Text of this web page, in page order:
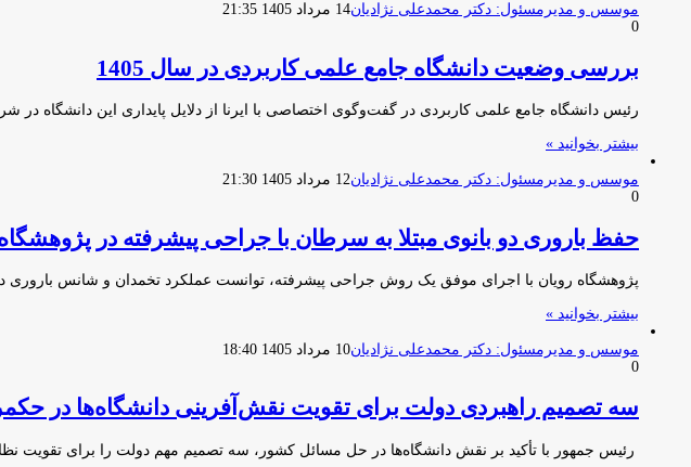
موسس و مدیرمسئول: دکتر محمدعلی نژادیان14 مرداد 1405 21:35
0
بررسی وضعیت دانشگاه جامع علمی کاربردی در سال 1405
رئیس دانشگاه جامع علمی کاربردی در گفت‌وگوی اختصاصی با ایرنا از دلایل پایداری این دانشگاه
بیشتر بخوانید »
موسس و مدیرمسئول: دکتر محمدعلی نژادیان12 مرداد 1405 21:30
0
حفظ باروری دو بانوی مبتلا به سرطان با جراحی پیشرفته در
پژوهشگاه رویان با اجرای موفق یک روش جراحی پیشرفته، توانست عملکرد تخمدان و شانس باروری
بیشتر بخوانید »
موسس و مدیرمسئول: دکتر محمدعلی نژادیان10 مرداد 1405 18:40
0
سه تصمیم راهبردی دولت برای تقویت نقش‌آفرینی دانشگاه‌ها در
رئیس جمهور با تأکید بر نقش دانشگاه‌ها در حل مسائل کشور، سه تصمیم مهم دولت را برای تقویت